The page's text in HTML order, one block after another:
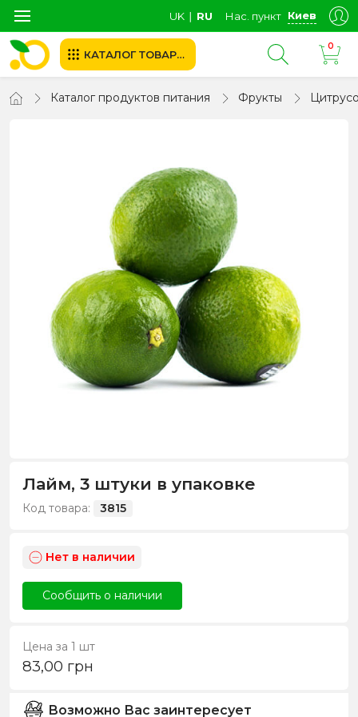
UK ∣ RU Нас. пункт Киев
КАТАЛОГ ТОВАРОВ
0
Каталог продуктов питания Фрукты
Лайм, 3 штуки в упаковке
Код товара: 3815
Нет в наличии
Сообщить о наличии
Цена за 1 шт
83,00 грн
Возможно Вас заинтересует